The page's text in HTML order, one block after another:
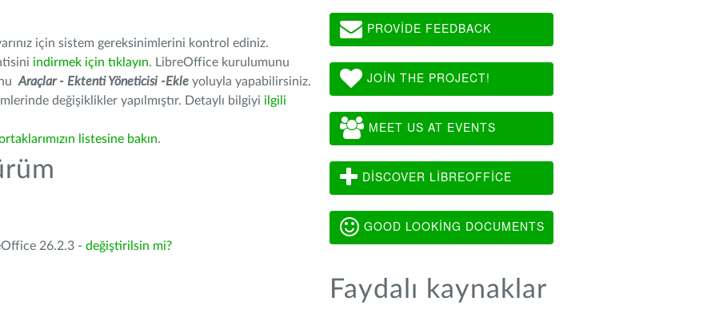
için sistem gereksinimlerini kontrol ediniz.
indirmek için tıklayın. LibreOffice kurulumunu
Araçlar - Ektenti Yöneticisi -Ekle yoluyla yapabilirsiniz.
değişiklikler yapılmıştır. Detaylı bilgiyi ilgili
listesine bakın.
26.2.3 - değiştirilsin mi?
PROVIDE FEEDBACK
JOIN THE PROJECT!
MEET US AT EVENTS
DISCOVER LIBREOFFICE
GOOD LOOKING DOCUMENTS
Faydalı kaynaklar